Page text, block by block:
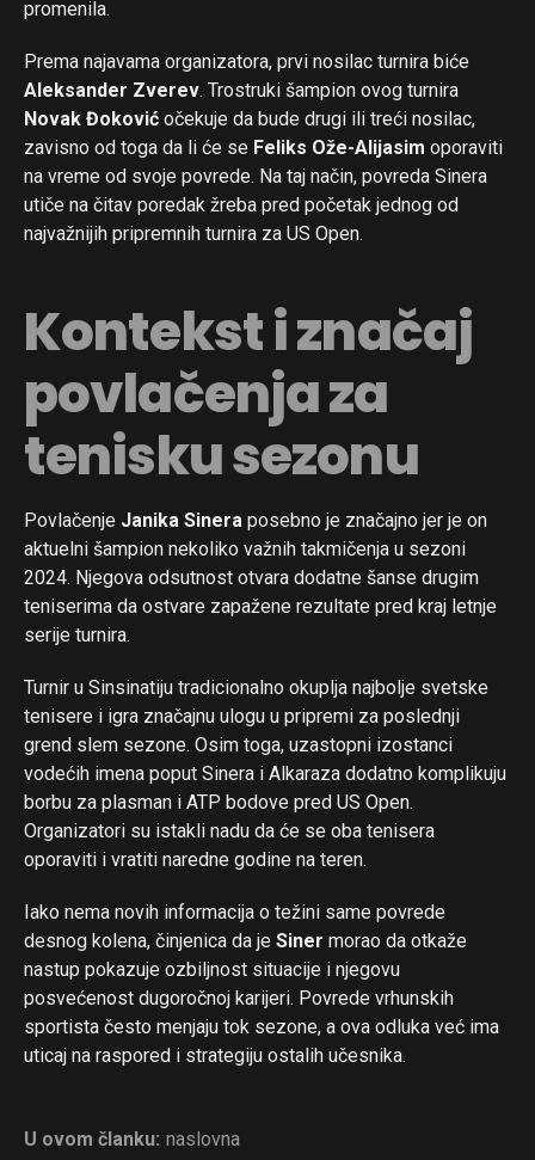
promenila.
Prema najavama organizatora, prvi nosilac turnira biće
Aleksander Zverev. Trostruki šampion ovog turnira
Novak Đoković očekuje da bude drugi ili treći nosilac,
zavisno od toga da li će se Feliks Ože-Alijasim oporaviti
na vreme od svoje povrede. Na taj način, povreda Sinera
utiče na čitav poredak žreba pred početak jednog od
najvažnijih pripremnih turnira za US Open.
Kontekst i značaj
povlačenja za
tenisku sezonu
Povlačenje Janika Sinera posebno je značajno jer je on
aktuelni šampion nekoliko važnih takmičenja u sezoni
2024. Njegova odsutnost otvara dodatne šanse drugim
teniserima da ostvare zapažene rezultate pred kraj letnje
serije turnira.
Turnir u Sinsinatiju tradicionalno okuplja najbolje svetske
tenisere i igra značajnu ulogu u pripremi za poslednji
grend slem sezone. Osim toga, uzastopni izostanci
vodećih imena poput Sinera i Alkaraza dodatno komplikuju
borbu za plasman i ATP bodove pred US Open.
Organizatori su istakli nadu da će se oba tenisera
oporaviti i vratiti naredne godine na teren.
Iako nema novih informacija o težini same povrede
desnog kolena, činjenica da je Siner morao da otkaže
nastup pokazuje ozbiljnost situacije i njegovu
posvećenost dugoročnoj karijeri. Povrede vrhunskih
sportista često menjaju tok sezone, a ova odluka već ima
uticaj na raspored i strategiju ostalih učesnika.
U ovom članku: naslovna